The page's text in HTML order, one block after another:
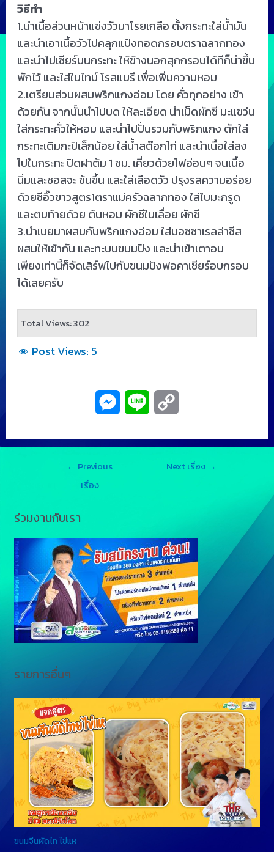
วิธีทำ
1.นำเนื้อส่วนหน้าแข่งวัวมาโรยเกลือ ตั้งกระทะใส่น้ำมัน
และนำเอาเนื้อวัวไปคลุกแป้งทอดกรอบตราฉลากทอง
และนำไปเซียร์บนกระทะ ให้ข้างนอกสุกกรอบได้ทีก็นำขึ้น
พักไว้ และใส่ใบไทม์ โรสแมรี เพื่อเพิ่มความหอม
2.เตรียมส่วนผสมพริกแกงอ่อม โดย คั่วทุกอย่าง เข้า
ด้วยกัน จากนั้นนำไปบด ให้ละเอียด นำเม็ดผักชี มะแขว่น
ใส่กระทะคั่วให้หอม และนำไปปั่นรวมกับพริกแกง ตักใส่
กระทะเติมกะปิเล็กน้อย ใส่น้ำสต๊อกไก่ และนำเนื้อใส่ลง
ไปในกระทะ ปิดฝาต้ม 1 ชม. เคี่ยวด้วยไฟอ่อนๆ จนเนื้อ
นิ่มและซอสจะ ข้นขึ้น และใส่เลือดวัว ปรุงรสความอร่อย
ด้วยซีอิ๊วขาวสูตร1ตราแม่ครัวฉลากทอง ใส่ใบมะกรูด
และตบท้ายด้วย ต้นหอม ผักชีใบเลื่อย ผักชี
3.นำเนยมาผสมกับพริกแกงอ่อม ใส่มอซซาเรลล่าชีส
ผสมให้เข้ากัน และทะบนขนมปัง และนำเข้าเตาอบ
เพียงเท่านี้ก็จัดเสิร์ฟไปกับขนมปังฟอคาเซียร์อบกรอบ
ได้เลยครับ
Total Views: 302
Post Views: 5
s
g
e
r
n
p
n
k
← Previous
เรื่อง
Next เรื่อง →
ร่วมงานกับเรา
รายการอื่นๆ
ขนมจีนผัดไท ไข่แห